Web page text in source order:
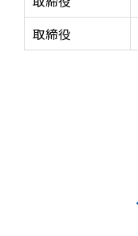
企業情報
取締役